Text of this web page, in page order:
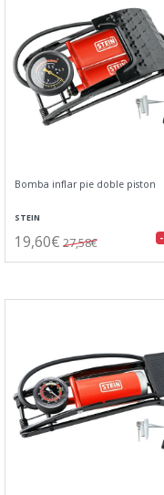
Bomba inflar pie doble piston
STEIN
19,60€ 27,58€